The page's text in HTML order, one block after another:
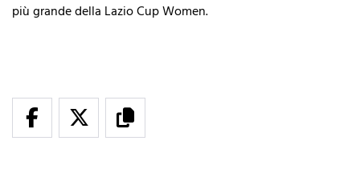
più grande della Lazio Cup Women.